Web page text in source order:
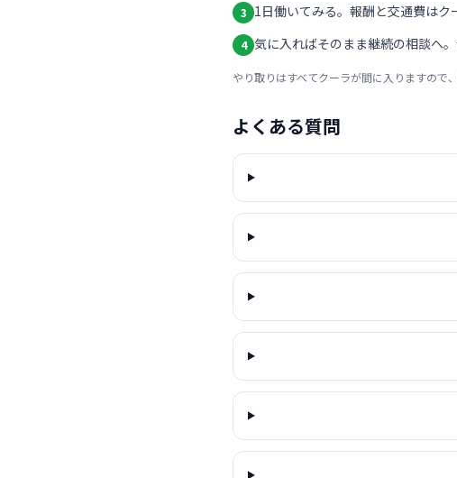
3 1日働いてみる。報酬と交通費はク
4 気に入ればそのまま継続の相談へ
やり取りはすべてクーラが間に入りますので
よくある質問